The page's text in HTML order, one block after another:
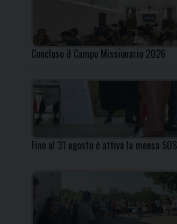
Concluso il Campo Missionario 2026
Fino al 31 agosto è attiva la mensa